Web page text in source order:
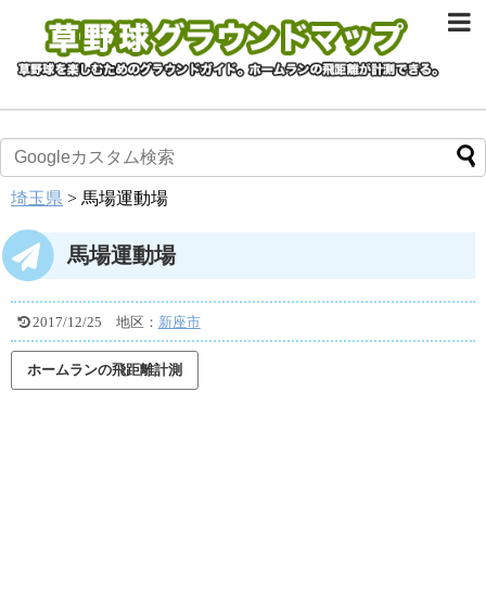
埼玉県 > 馬場運動場
馬場運動場
2017/12/25 地区： 新座市